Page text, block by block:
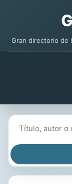
Gran directorio de